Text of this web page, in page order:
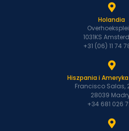
Holandia
1031KS
+31 (06) 11 74
Hiszpania i
Francisco Salas,
28039
+34 681 026